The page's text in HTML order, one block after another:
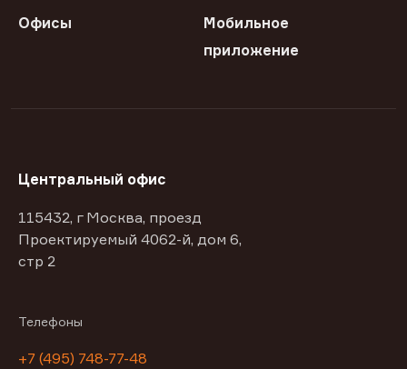
Офисы
Мобильное
приложение
Центральный офис
115432, г Москва, проезд
Проектируемый 4062-й, дом 6,
стр 2
Телефоны
+7 (495) 748-77-48